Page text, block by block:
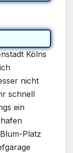
Kölns
nicht
schnell
ein
Platz